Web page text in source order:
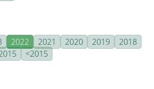
2022 2021 2020 2019
2018
<2015